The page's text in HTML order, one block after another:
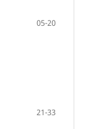
05-20
21-33